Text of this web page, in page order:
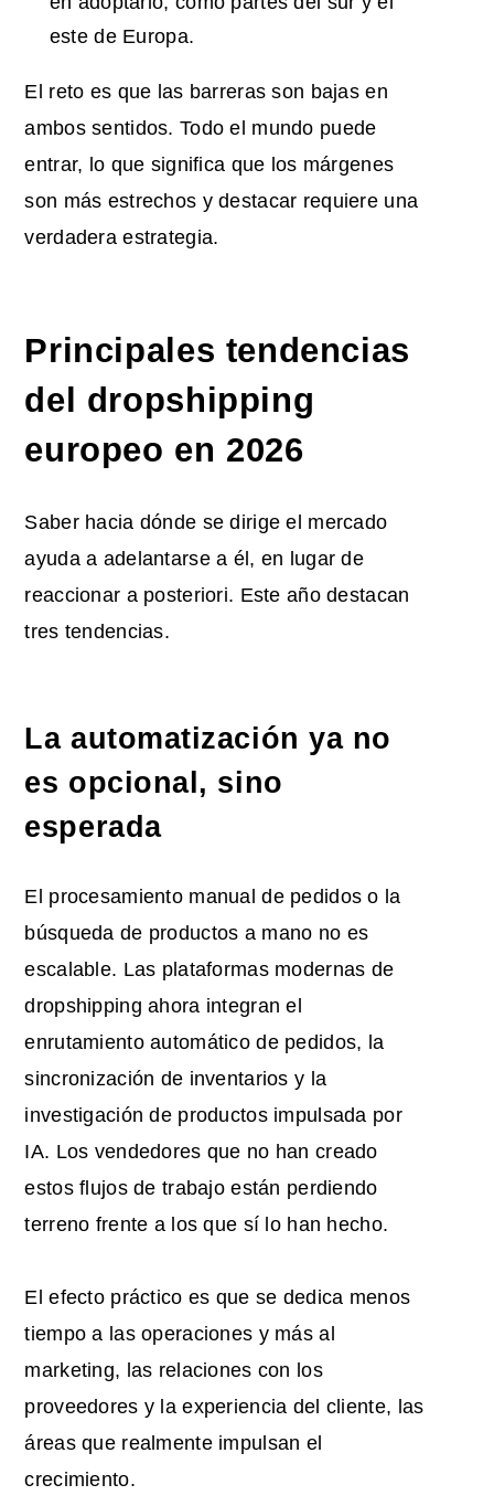
este de Europa.
El reto es que las barreras son bajas en
ambos sentidos. Todo el mundo puede
entrar, lo que significa que los márgenes
son más estrechos y destacar requiere una
verdadera estrategia.
Principales tendencias
del dropshipping
europeo en 2026
Saber hacia dónde se dirige el mercado
ayuda a adelantarse a él, en lugar de
reaccionar a posteriori. Este año destacan
tres tendencias.
La automatización ya no
es opcional, sino
esperada
El procesamiento manual de pedidos o la
búsqueda de productos a mano no es
escalable. Las plataformas modernas de
dropshipping ahora integran el
enrutamiento automático de pedidos, la
sincronización de inventarios y la
investigación de productos impulsada por
IA. Los vendedores que no han creado
estos flujos de trabajo están perdiendo
terreno frente a los que sí lo han hecho.
El efecto práctico es que se dedica menos
tiempo a las operaciones y más al
marketing, las relaciones con los
proveedores y la experiencia del cliente, las
áreas que realmente impulsan el
crecimiento.